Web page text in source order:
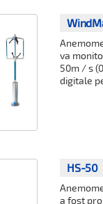
va
50m / s
digitale
HS-50
a fost